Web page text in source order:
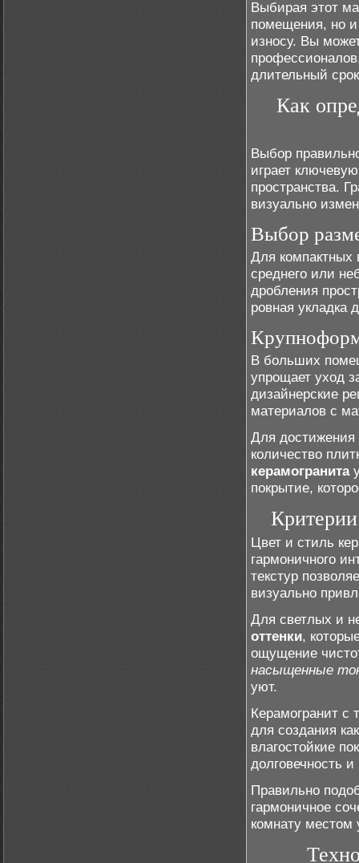
Выбирая этот
помещения, но и
износу. Вы
длительный
Как
Выбор
играет
пространства.
визуально
Выбор
Для компактных
среднего или
дробления
ровная укладка
В больших
упрощает уход
дизайнерские
материалов с
Для достижения
количество
керамогранита
покрытие,
Цвет и стиль
гармоничного
текстур
визуально
Для светлых и
оттенки,
ощущение
насыщенные
уют.
Керамогранит с
для создания
влагостойкие
долговечность
Правильно
гармоничное
комнату